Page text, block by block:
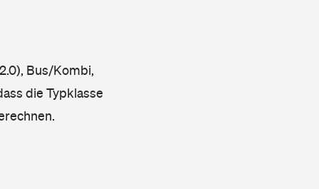
Bus/Kombi,
die Typklasse